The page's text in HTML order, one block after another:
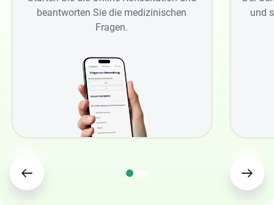
beantworten Sie die medizinischen
Fragen.
und